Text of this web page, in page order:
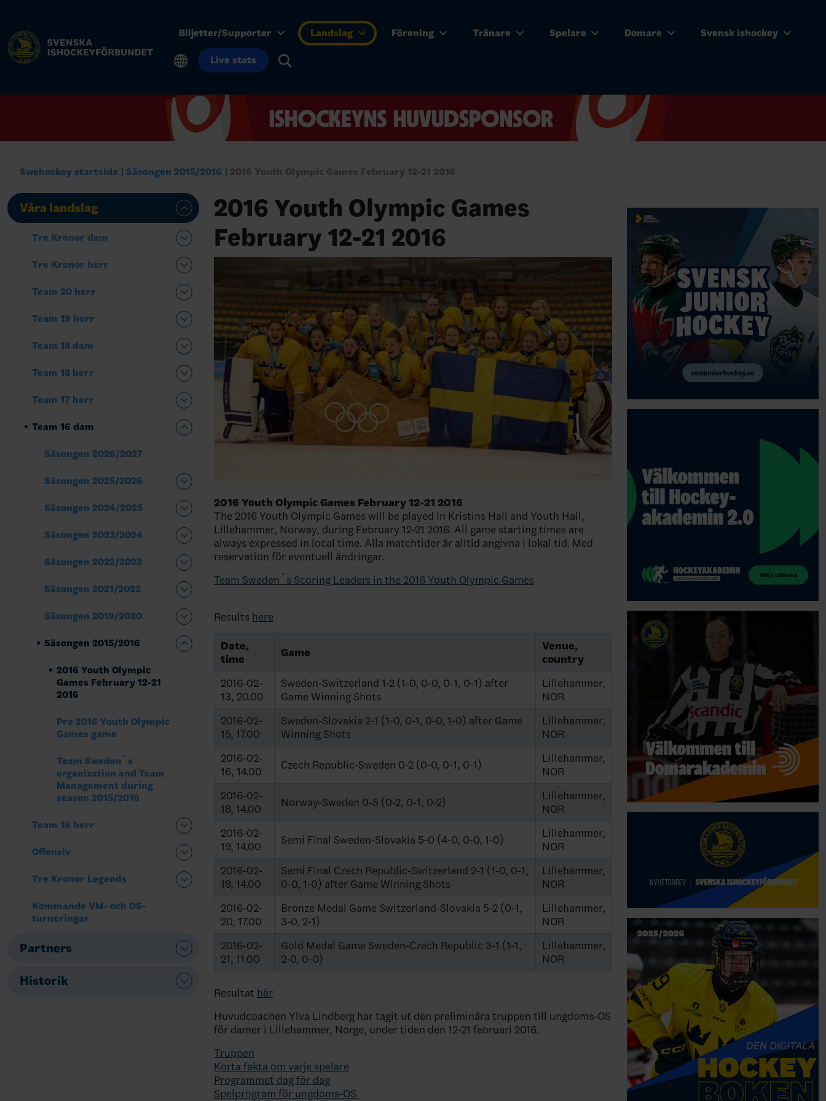
Biljetter/Supporter Landslag Förening Tränare Spelare Domare Svensk ishockey
Live stats
Swehockey startsida Säsongen 2015/2016 2016 Youth Olympic Games February 12-21 2016
Våra landslag
Tre Kronor dam
Tre Kronor herr
Team 20 herr
Team 19 herr
Team 18 dam
Team 18 herr
Team 17 herr
Team 16 dam
Säsongen 2026/2027
Säsongen 2025/2026
Säsongen 2024/2025
Säsongen 2023/2024
Säsongen 2022/2023
Säsongen 2021/2022
Säsongen 2019/2020
Säsongen 2015/2016
2016 Youth Olympic
Games February 12-21
2016
Pre 2016 Youth Olympic
Games game
Team Sweden´s
organization and Team
Management during
season 2015/2016
Team 16 herr
Offensiv
Tre Kronor Legends
Kommande VM- och OS-
turneringar
Partners
Historik
2016 Youth Olympic Games
February 12-21 2016
2016 Youth Olympic Games February 12-21 2016
The 2016 Youth Olympic Games will be played in Kristins Hall and Youth Hall,
Lillehammer, Norway, during February 12-21 2016. All game starting times are
always expressed in local time. Alla matchtider är alltid angivna i lokal tid. Med
reservation för eventuell ändringar.
Team Sweden´s Scoring Leaders in the 2016 Youth Olympic Games
Results here
Date,
time
Game
Venue,
country
2016-02-
13, 20.00
Sweden-Switzerland 1-2 (1-0, 0-0, 0-1, 0-1) after
Game Winning Shots
Lillehammer,
NOR
2016-02-
15, 17.00
Sweden-Slovakia 2-1 (1-0, 0-1, 0-0, 1-0) after Game
Winning Shots
Lillehammer,
NOR
2016-02-
16, 14.00
Czech Republic-Sweden 0-2 (0-0, 0-1, 0-1)
Lillehammer,
NOR
2016-02-
18, 14.00
Norway-Sweden 0-5 (0-2, 0-1, 0-2)
Lillehammer,
NOR
2016-02-
19, 14.00
Semi Final Sweden-Slovakia 5-0 (4-0, 0-0, 1-0)
Lillehammer,
NOR
2016-02-
19, 14.00
Semi Final Czech Republic-Switzerland 2-1 (1-0, 0-1,
0-0, 1-0) after Game Winning Shots
Lillehammer,
NOR
2016-02-
20, 17.00
Bronze Medal Game Switzerland-Slovakia 5-2 (0-1,
3-0, 2-1)
Lillehammer,
NOR
2016-02-
21, 11.00
Gold Medal Game Sweden-Czech Republic 3-1 (1-1,
2-0, 0-0)
Lillehammer,
NOR
Resultat här
Huvudcoachen Ylva Lindberg har tagit ut den preliminära truppen till ungdoms-OS
för damer i Lillehammer, Norge, under tiden den 12-21 februari 2016.
Truppen
Korta fakta om varje spelare
Programmet dag för dag
Spelprogram för ungdoms-OS